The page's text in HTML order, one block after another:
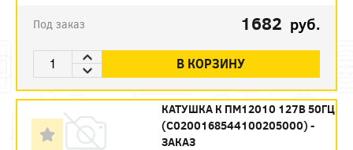
Под заказ 1682 руб.
В КОРЗИНУ
КАТУШКА К ПМ12010 127В 50ГЦ
(С0200168544100205000) -
ЗАКАЗ